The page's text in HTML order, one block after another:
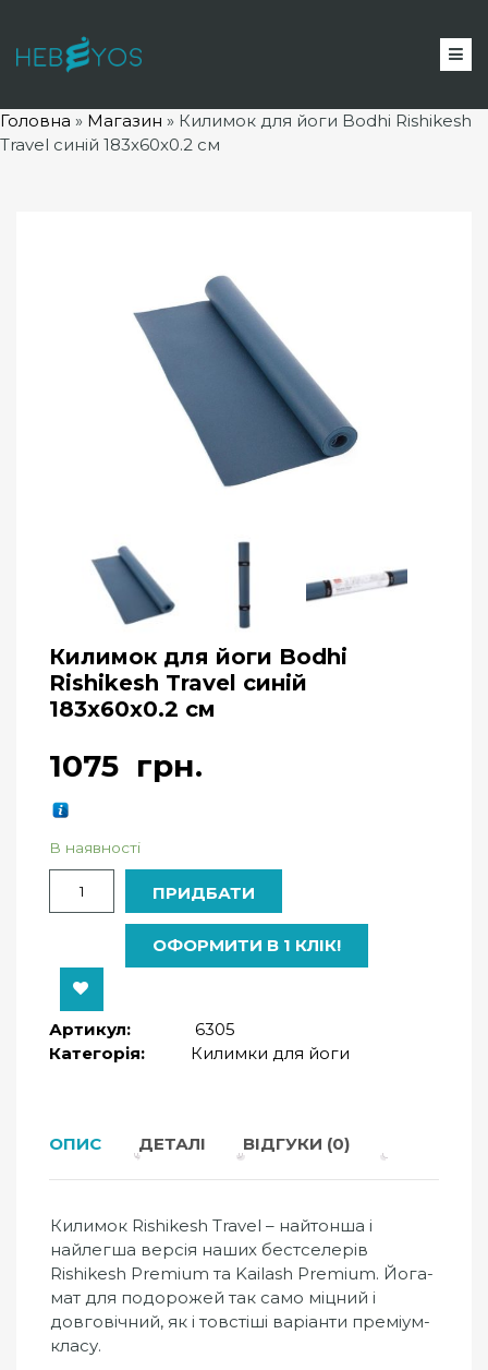
Головна » Магазин » Килимок для йоги Bodhi Rishikesh
Travel синій 183x60x0.2 см
Килимок для йоги Bodhi
Rishikesh Travel синій
183x60x0.2 см
1075 грн.
В наявності
ПРИДБАТИ
ОФОРМИТИ В 1 КЛІК!
Артикул:
6305
Категорія:
Килимки для йоги
ОПИС ДЕТАЛІ ВІДГУКИ (0)
Килимок Rishikesh Travel – найтонша і
найлегша версія наших бестселерів
Rishikesh Premium та Kailash Premium. Йога-
мат для подорожей так само міцний і
довговічний, як і товстіші варіанти преміум-
класу.